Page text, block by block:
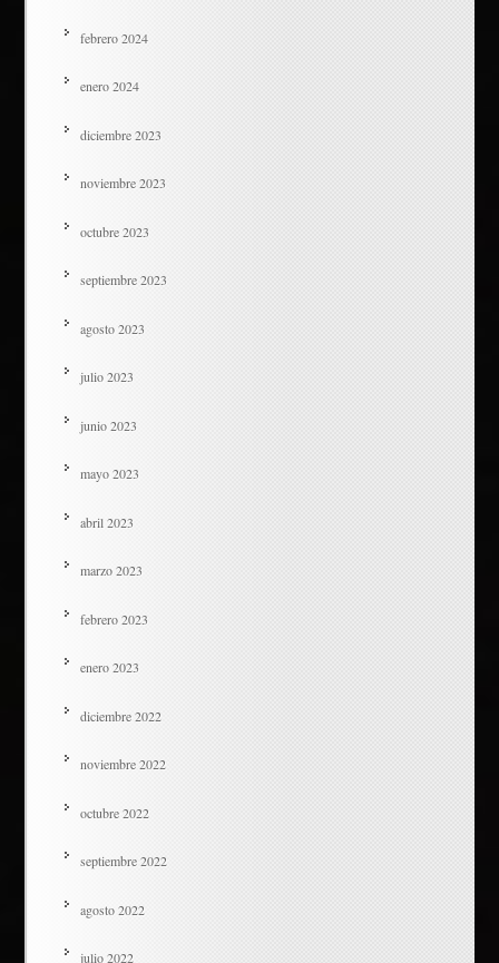
febrero 2024
enero 2024
diciembre 2023
noviembre 2023
octubre 2023
septiembre 2023
agosto 2023
julio 2023
junio 2023
mayo 2023
abril 2023
marzo 2023
febrero 2023
enero 2023
diciembre 2022
noviembre 2022
octubre 2022
septiembre 2022
agosto 2022
julio 2022